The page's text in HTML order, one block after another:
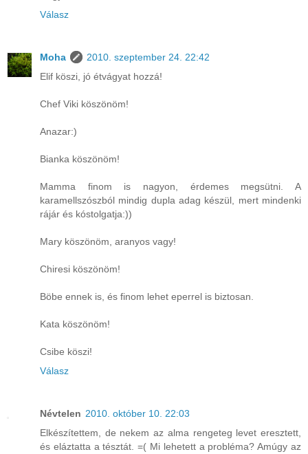
Válasz
Moha
2010. szeptember 24. 22:42
Elif köszi, jó étvágyat hozzá!
Chef Viki köszönöm!
Anazar:)
Bianka köszönöm!
Mamma finom is nagyon, érdemes megsütni. A
karamellszószból mindig dupla adag készül, mert mindenki
rájár és kóstolgatja:))
Mary köszönöm, aranyos vagy!
Chiresi köszönöm!
Böbe ennek is, és finom lehet eperrel is biztosan.
Kata köszönöm!
Csibe köszi!
Válasz
Névtelen 2010. október 10. 22:03
Elkészítettem, de nekem az alma rengeteg levet eresztett,
és eláztatta a tésztát. =( Mi lehetett a probléma? Amúgy az